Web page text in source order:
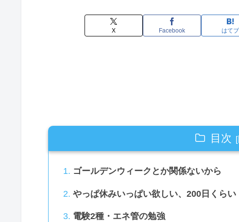
X Facebook はてブ
目次
ゴールデンウィークとか関係ないから
やっぱ休みいっぱい欲しい、200日くらい
電験2種・エネ管の勉強